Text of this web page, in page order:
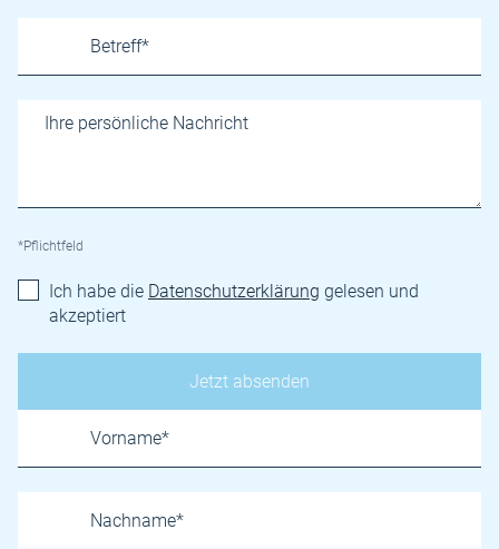
*Pflichtfeld
Ich habe die Datenschutzerklärung gelesen und
akzeptiert